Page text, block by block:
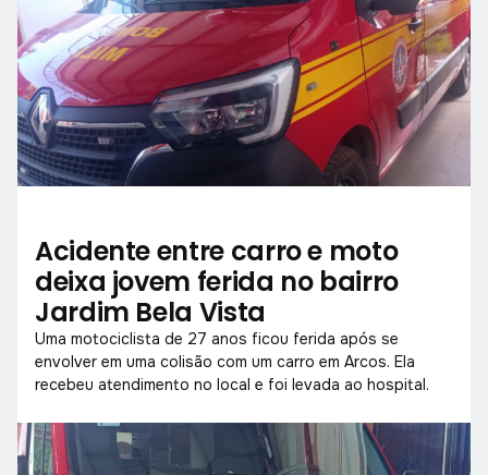
Acidente entre carro e moto
deixa jovem ferida no bairro
Jardim Bela Vista
Uma motociclista de 27 anos ficou ferida após se
envolver em uma colisão com um carro em Arcos. Ela
recebeu atendimento no local e foi levada ao hospital.